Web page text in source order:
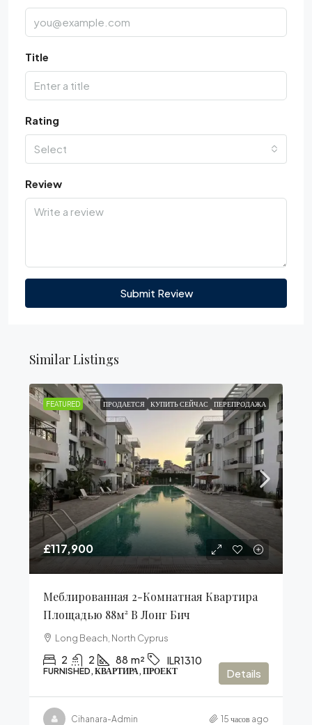
Title
Rating
Select
Review
Submit Review
Similar Listings
FEATURED ПРОДАЕТСЯ КУПИТЬ СЕЙЧАС ПЕРЕПРОДАЖА
£117,900
Меблированная 2-Комнатная Квартира
Площадью 88м² В Лонг Бич
Long Beach, North Cyprus
2 2 88 m² ILR1310
FURNISHED, КВАРТИРА, ПРОЕКТ Details
Cihanara-Admin 15 часов ago